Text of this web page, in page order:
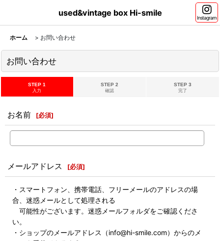
used&vintage box Hi-smile
Instagram
ホーム > お問い合わせ
お問い合わせ
STEP 1
入力
STEP 2
確認
STEP 3
完了
お名前 [必須]
メールアドレス [必須]
・スマートフォン、携帯電話、フリーメールのアドレスの場
合、迷惑メールとして処理される
可能性がございます。迷惑メールフォルダをご確認くださ
い。
・ショップのメールアドレス（info@hi-smile.com）からのメ